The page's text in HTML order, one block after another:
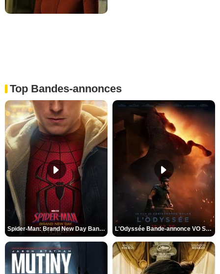
Top Bandes-annonces
Spider-Man: Brand New Day Bande-annonce VO STFR L'Odyssée Bande-annonce VO STFR